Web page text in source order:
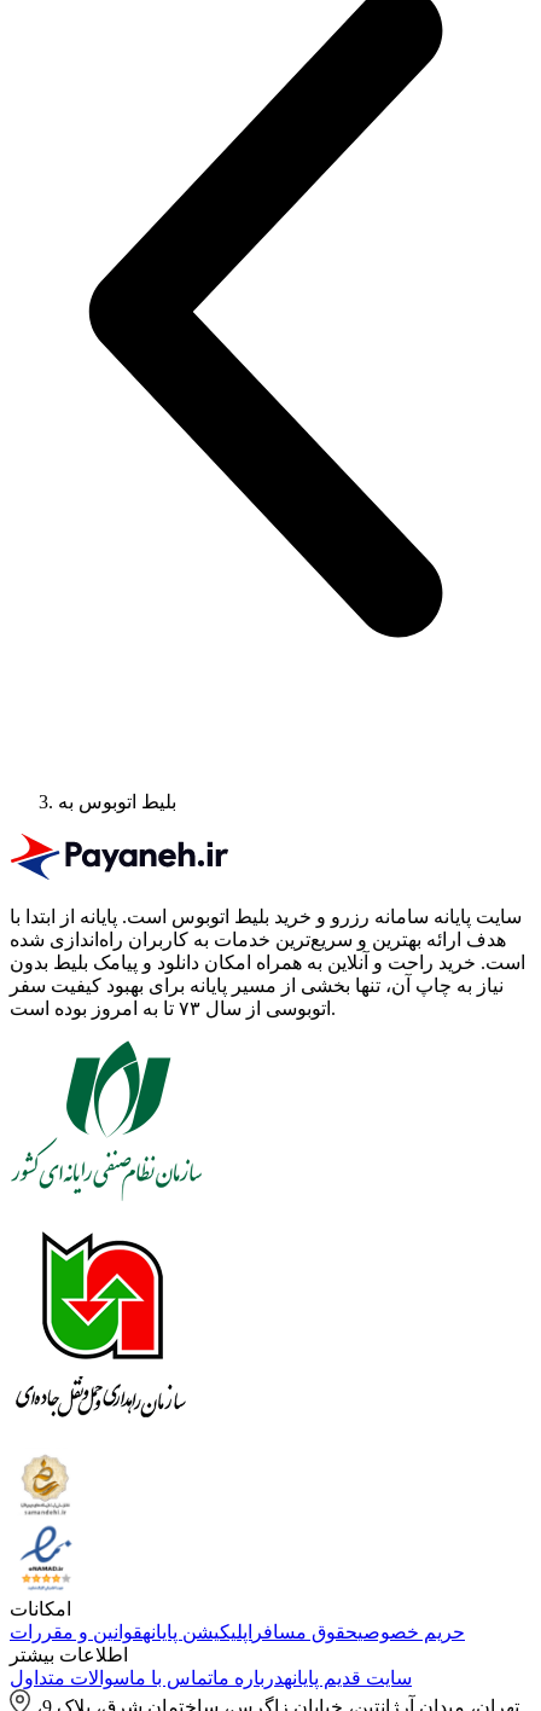
بلیط اتوبوس به
سایت پایانه سامانه رزرو و خرید بلیط اتوبوس است. پایانه از ابتدا با
هدف ارائه بهترین و سریع‌ترین خدمات به کاربران راه‌اندازی شده
است. خرید راحت و آنلاین به همراه امکان دانلود و پیامک بلیط بدون
نیاز به چاپ آن، تنها بخشی از مسیر پایانه برای بهبود کیفیت سفر
اتوبوسی از سال ۷۳ تا به امروز بوده است.
امکانات
حریم خصوصیحقوق مسافر اپلیکیشن پایانهقوانین و مقررات
اطلاعات بیشتر
سایت قدیم پایانهدرباره ماتماس با ماسوالات متداول